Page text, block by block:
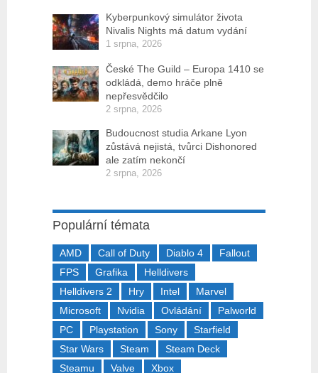
Kyberpunkový simulátor života
Nivalis Nights má datum vydání
1 srpna, 2026
České The Guild – Europa 1410 se
odkládá, demo hráče plně
nepřesvědčilo
2 srpna, 2026
Budoucnost studia Arkane Lyon
zůstává nejistá, tvůrci Dishonored
ale zatím nekončí
2 srpna, 2026
Populární témata
AMD Call of Duty Diablo 4
Fallout
FPS
Grafika
Helldivers
Helldivers 2
Hry Intel
Marvel
Microsoft
Nvidia Ovládání
Palworld
PC
Playstation Sony
Starfield
Star Wars
Steam
Steam Deck
Steamu
Valve Xbox